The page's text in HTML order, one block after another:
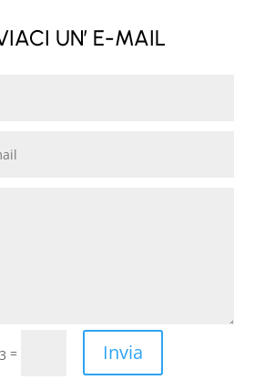
UN’ E-MAIL
= Invia